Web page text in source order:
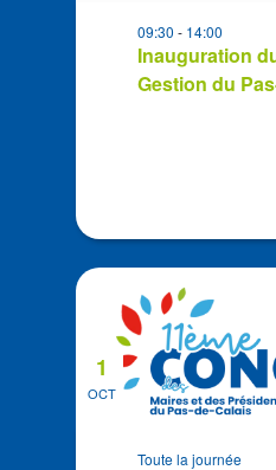
Photo
ViewInauguration
Gestion du
09:30- 14:00
OCT
1
Toute la journée